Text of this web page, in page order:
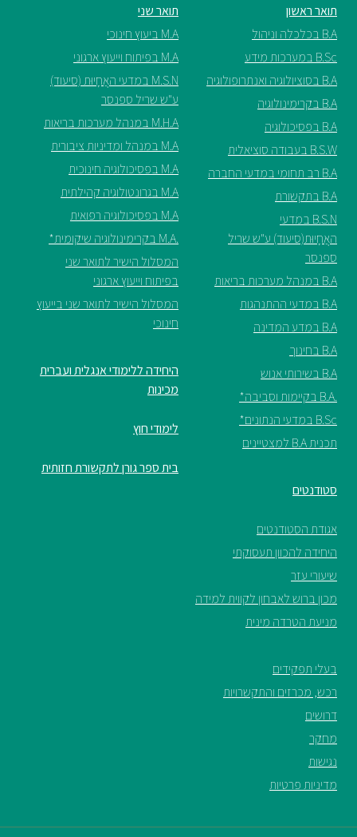
תואר ראשון
B.A בכלכלה וניהול
B.Sc במערכות מידע
B.A בסוציולוגיה ואנתרופולוגיה
B.A בקרימינולוגיה
B.A בפסיכולוגיה
B.S.W בעבודה סוציאלית
B.A רב תחומי במדעי החברה
B.A בתקשורת
B.S.N במדעי
האֲחָיוּת(סיעוד) ע"ש שריל
ספנסר
B.A במנהל מערכות בריאות
B.A במדעי ההתנהגות
B.A במדע המדינה
B.A בחינוך
B.A בשירותי אנוש
.B.A בקיימות וסביבה*
B.Sc במדעי הנתונים*
תכנית B.A למצטיינים
תואר שני
M.A ביעוץ חינוכי
M.A בפיתוח וייעוץ ארגוני
M.S.N במדעי האֲחָיוּת (סיעוד)
ע"ש שריל ספנסר
M.H.A במנהל מערכות בריאות
M.A במנהל ומדיניות ציבורית
M.A בפסיכולוגיה חינוכית
M.A בגרונטולוגיה קהילתית
M.A בפסיכולוגיה רפואית
.M.A בקרימינולוגיה שיקומית*
המסלול הישיר לתואר שני
בפיתוח וייעוץ ארגוני
המסלול הישיר לתואר שני בייעוץ
חינוכי
היחידה ללימודי אנגלית ועברית
מכינות
לימודי חוץ
בית ספר גורן לתקשורת חזותית
סטודנטים
אגודת הסטודנטים
היחידה להכוון תעסוקתי
שיעורי עזר
מכון ברוש לאבחון לקווית למידה
מניעת הטרדה מינית
בעלי תפקידים
רכש, מכרזים והתקשרויות
דרושים
מחקר
נגישות
מדיניות פרטיות